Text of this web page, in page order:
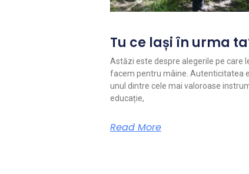
Tu ce lași în urma
Astăzi este despre alegerile pe care
facem pentru mâine. Autenticitatea
unul dintre cele mai valoroase
educație,
Read More